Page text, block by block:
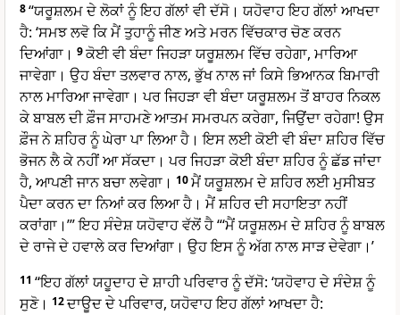
8“ਯਰੂਸ਼ਲਮ ਦੇ ਲੋਕਾਂ ਨੂੰ ਇਹ ਗੱਲਾਂ ਵੀ ਦੱਸੋ। ਯਹੋਵਾਹ ਇਹ ਗੱਲਾਂ ਆਖਦਾ
ਹੈ: ‘ਸਮਝ ਲਵੋ ਕਿ ਮੈਂ ਤੁਹਾਨੂੰ ਜੀਣ ਅਤੇ ਮਰਨ ਵਿੱਚਕਾਰ ਚੋਣ ਕਰਨ
ਦਿਆਂਗਾ। 9ਕੋਈ ਵੀ ਬੰਦਾ ਜਿਹੜਾ ਯਰੂਸ਼ਲਮ ਵਿੱਚ ਰਹੇਗਾ, ਮਾਰਿਆ
ਜਾਵੇਗਾ। ਉਹ ਬੰਦਾ ਤਲਵਾਰ ਨਾਲ, ਭੁੱਖ ਨਾਲ ਜਾਂ ਕਿਸੇ ਭਿਆਨਕ ਬਿਮਾਰੀ
ਨਾਲ ਮਾਰਿਆ ਜਾਵੇਗਾ। ਪਰ ਜਿਹੜਾ ਵੀ ਬੰਦਾ ਯਰੂਸ਼ਲਮ ਤੋਂ ਬਾਹਰ ਨਿਕਲ
ਕੇ ਬਾਬਲ ਦੀ ਫ਼ੌਜ ਸਾਹਮਣੇ ਆਤਮ ਸਮਰਪਨ ਕਰੇਗਾ, ਜਿਉਂਦਾ ਰਹੇਗਾ! ਉਸ
ਫ਼ੌਜ ਨੇ ਸ਼ਹਿਰ ਨੂੰ ਘੇਰਾ ਪਾ ਲਿਆ ਹੈ। ਇਸ ਲਈ ਕੋਈ ਵੀ ਬੰਦਾ ਸ਼ਹਿਰ ਵਿੱਚ
ਭੋਜਨ ਲੈ ਕੇ ਨਹੀਂ ਆ ਸੱਕਦਾ। ਪਰ ਜਿਹੜਾ ਕੋਈ ਬੰਦਾ ਸ਼ਹਿਰ ਨੂੰ ਛੱਡ ਜਾਂਦਾ
ਹੈ, ਆਪਣੀ ਜਾਨ ਬਚਾ ਲਵੇਗਾ। 10ਮੈਂ ਯਰੂਸ਼ਲਮ ਦੇ ਸ਼ਹਿਰ ਲਈ ਮੁਸੀਬਤ
ਪੈਦਾ ਕਰਨ ਦਾ ਨਿਆਂ ਕਰ ਲਿਆ ਹੈ। ਮੈਂ ਸ਼ਹਿਰ ਦੀ ਸਹਾਇਤਾ ਨਹੀਂ
ਕਰਾਂਗਾ।’” ਇਹ ਸੰਦੇਸ਼ ਯਹੋਵਾਹ ਵੱਲੋਂ ਹੈ “‘ਮੈਂ ਯਰੂਸ਼ਲਮ ਦੇ ਸ਼ਹਿਰ ਨੂੰ ਬਾਬਲ
ਦੇ ਰਾਜੇ ਦੇ ਹਵਾਲੇ ਕਰ ਦਿਆਂਗਾ। ਉਹ ਇਸ ਨੂੰ ਅੱਗ ਨਾਲ ਸਾੜ ਦੇਵੇਗਾ।’
11 “ਇਹ ਗੱਲਾਂ ਯਹੂਦਾਹ ਦੇ ਸ਼ਾਹੀ ਪਰਿਵਾਰ ਨੂੰ ਦੱਸੋ: ‘ਯਹੋਵਾਹ ਦੇ ਸੰਦੇਸ਼ ਨੂੰ
ਸੁਣੋ। 12ਦਾਊਦ ਦੇ ਪਰਿਵਾਰ, ਯਹੋਵਾਹ ਇਹ ਗੱਲਾਂ ਆਖਦਾ ਹੈ: